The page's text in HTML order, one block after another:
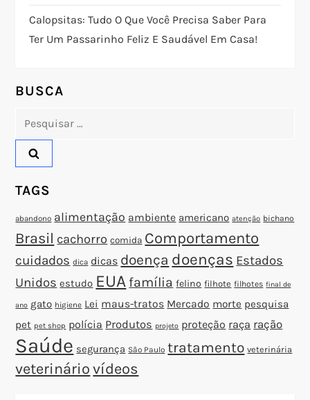
d
e
P
o
s
t
Calopsitas: Tudo O Que Você Precisa Saber Para
Ter Um Passarinho Feliz E Saudável Em Casa!
BUSCA
Pesquisar
TAGS
abandono alimentação ambiente americano atenção bichano
Brasil cachorro comida Comportamento
cuidados dica dicas doença doenças Estados
Unidos estudo EUA família felino filhote filhotes final de
ano gato higiene Lei maus-tratos Mercado morte pesquisa
pet pet shop polícia Produtos projeto proteção raça ração
Saúde segurança São Paulo tratamento veterinária
veterinário vídeos